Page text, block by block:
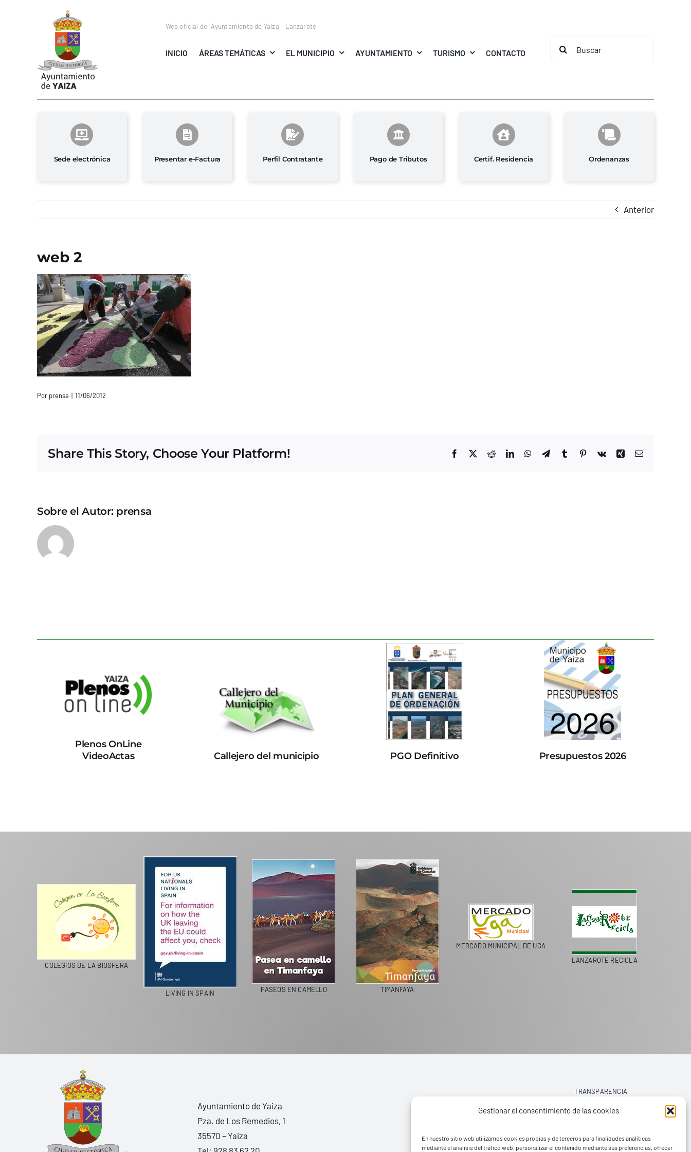
Gestionar el consentimiento de las cookies
En nuestro sitio web utilizamos cookies propias y de terceros para finalidades analíticas
mediante el análisis del tráfico web, personalizar el contenido mediante sus preferencias, ofrecer
Web oficial del Ayuntamiento de Yaiza – Lanzarote
INICIO ÁREAS TEMÁTICAS EL MUNICIPIO AYUNTAMIENTO TURISMO CONTACTO
Buscar:
Sede electrónica Presentar e-Factura Perfil Contratante Pago de Tributos Certif. Residencia Ordenanzas
Anterior
web 2
Por prensa | 11/06/2012
Share This Story, Choose Your Platform! Facebook
X RedditLinkedInWhatsApp
TelegramTumblrPinterest
Vk Xing Correo
Sobre el Autor: prensa
Plenos OnLine
VideoActas
Callejero del municipio PGO Definitivo Presupuestos 2026
COLEGIOS DE LA BIOSFERA
LIVING IN SPAIN PASEOS EN CAMELLO TIMANFAYA
MERCADO MUNICIPAL DE UGA
LANZAROTE RECICLA
Ayuntamiento de Yaiza
Pza. de Los Remedios, 1
35570 – Yaiza
TRANSPARENCIA
AVISO LEGAL
POLÍTICA DE PRIVACIDAD